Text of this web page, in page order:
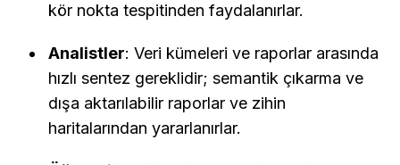
kör nokta tespitinden faydalanırlar.
Analistler: Veri kümeleri ve raporlar arasında
hızlı sentez gereklidir; semantik çıkarma ve
dışa aktarılabilir raporlar ve zihin
haritalarından yararlanırlar.